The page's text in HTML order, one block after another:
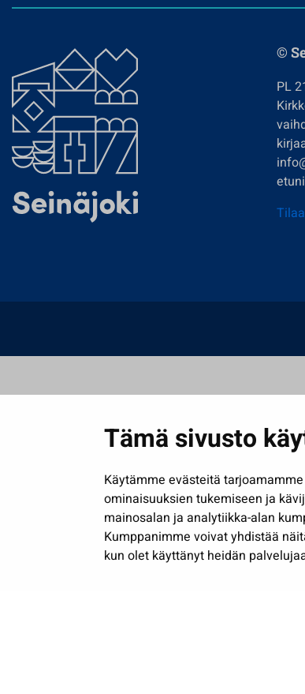
Tämä sivusto
Käytämme evästeitä
ominaisuuksien tukemiseen ja
mainosalan ja analytiikka-alan
Kumppanimme voivat yhdistää
kun olet käyttänyt heidän
©
PL